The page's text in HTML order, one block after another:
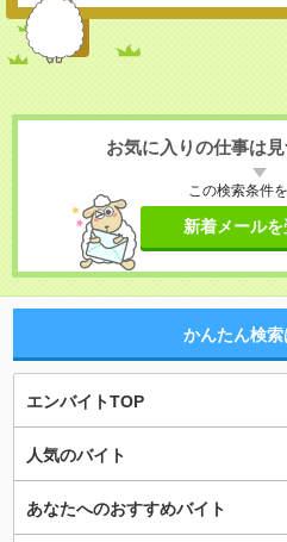
お気に入りの仕事は
この検索条件
新着メール
かんたん検索
エンバイトTOP
人気のバイト
あなたへのおすすめバイト